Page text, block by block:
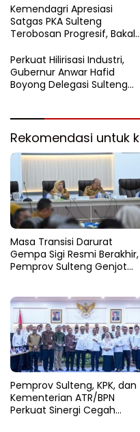
Kemendagri Apresiasi
Satgas PKA Sulteng
Terobosan Progresif, Bakal
Nasional
Perkuat Hilirisasi Industri,
Gubernur Anwar Hafid
Boyong Delegasi Sulteng
Rekomendasi untuk
Masa Transisi Darurat
Gempa Sigi Resmi Berakhir,
Pemprov Sulteng Genjot
Pemprov Sulteng, KPK, dan
Kementerian ATR/BPN
Perkuat Sinergi Cegah